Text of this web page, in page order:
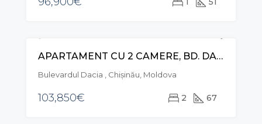
VÂNZAREAPARTAMENT CU 2 CAMERE, BD. DACIA, BOTANICA
Bulevardul Dacia , Chișinău, Moldova
103,850€ 2 67